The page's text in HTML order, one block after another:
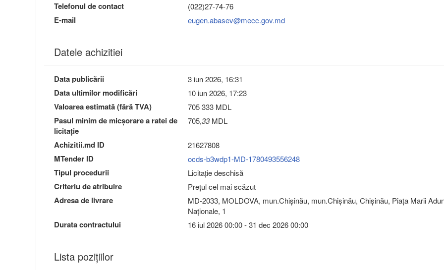
Telefonul de contact (022)27-74-76
E-mail eugen.abasev@mecc.gov.md
Datele achizitiei
Data publicării 3 iun 2026, 16:31
Data ultimilor modificări 10 iun 2026, 17:23
Valoarea estimată (fără TVA) 705 333 MDL
Pasul minim de micşorare a ratei de
licitaţie
705,33MDL
Achizitii.md ID 21627808
MTender ID ocds-b3wdp1-MD-1780493556248
Tipul procedurii Licitație deschisă
Criteriu de atribuire Preţul cel mai scăzut
Adresa de livrare
MD-2033, MOLDOVA, mun.Chişinău, mun.Chişinău, Chişinău, Piaţa Marii
Naţionale, 1
Durata contractului 16 iul 2026 00:00 - 31 dec 2026 00:00
Lista pozițiilor